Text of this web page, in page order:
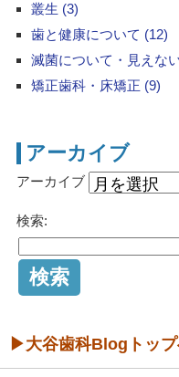
叢生 (3)
歯と健康について (12)
滅菌について・見えな
矯正歯科・床矯正 (9)
アーカイブ
アーカイブ
検索:
▶大谷歯科Blogトップ